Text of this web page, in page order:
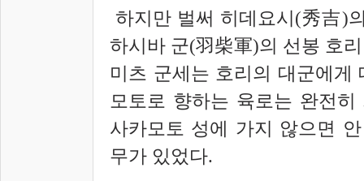
하지만 벌써 히데요시(秀吉)
하시바 군(羽柴軍)의 선봉 호
미츠 군세는 호리의 대군에게
모토로 향하는 육로는 완전
사카모토 성에 가지 않으면
무가 있었다.